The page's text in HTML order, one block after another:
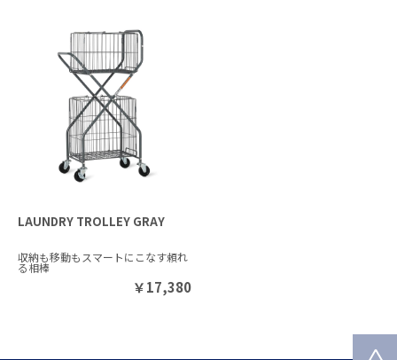
LAUNDRY TROLLEY GRAY
収納も移動もスマートにこなす頼れ
る相棒
￥17,380